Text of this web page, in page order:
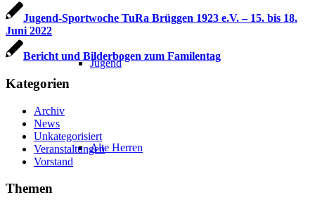
Jugend
Alte Herren
Jugend-Sportwoche TuRa Brüggen 1923 e.V. – 15. bis 18.
Juni 2022
Bericht und Bilderbogen zum Familentag
Kategorien
Archiv
News
Unkategorisiert
Veranstaltungen
Vorstand
Themen